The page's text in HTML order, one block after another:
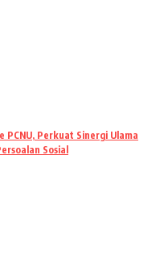
PCNU, Perkuat Sinergi Ulama
Sosial